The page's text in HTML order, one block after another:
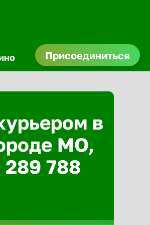
Присоединиться
в
МО,
788